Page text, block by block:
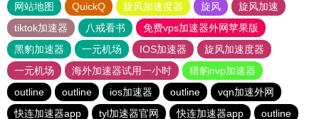
网站地图 QuickQ 旋风加速度器 旋风
旋风加速
tiktok加速器
八戒看书
免费vps加速器外网苹果版
黑豹加速器
一元机场 IOS加速器
旋风加速度器
一元机场
海外加速器试用一小时
猎豹nvp加速器
outline
outline ios加速器 outline
vqn加速外网
快连加速器app
tyl加速器官网 快连加速器app outline